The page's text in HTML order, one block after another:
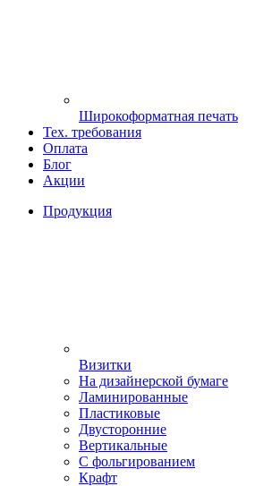
Широкоформатная печать
Тех. требования
Оплата
Блог
Акции
Продукция
Визитки
На дизайнерской бумаге
Ламинированные
Пластиковые
Двусторонние
Вертикальные
С фольгированием
Крафт